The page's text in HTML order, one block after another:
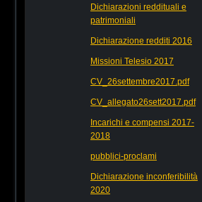
Dichiarazioni reddituali e
patrimoniali
Dichiarazione redditi 2016
Missioni Telesio 2017
CV_26settembre2017.pdf
CV_allegato26sett2017.pdf
Incarichi e compensi 2017-
2018
pubblici-proclami
Dichiarazione inconferibilità
2020